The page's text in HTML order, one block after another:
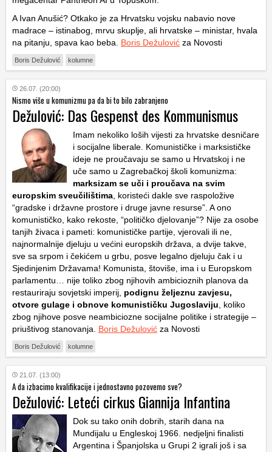
A Ivan Anušić? Otkako je za Hrvatsku vojsku nabavio nove
madrace – istinabog, mrvu skuplje, ali hrvatske – ministar, hvala
na pitanju, spava kao beba. Boris Dežulović za Novosti
Boris Dežulović kolumne
26.07. (20:00)
Nismo više u komunizmu pa da bi to bilo zabranjeno
Dežulović: Das Gespenst des Kommunismus
Imam nekoliko loših vijesti za hrvatske desničare
i socijalne liberale. Komunističke i marksističke
ideje ne proučavaju se samo u Hrvatskoj i ne
uče samo u Zagrebačkoj školi komunizma:
marksizam se uči i proučava na svim
europskim sveučilištima , koristeći dakle sve raspoložive
“gradske i državne prostore i druge javne resurse”. A ono
komunističko, kako rekoste, “političko djelovanje”? Nije za osobe
tanjih živaca i pameti: komunističke partije, vjerovali ili ne,
najnormalnije djeluju u većini europskih država, a dvije takve,
sve sa srpom i čekićem u grbu, posve legalno djeluju čak i u
Sjedinjenim Državama! Komunista, štoviše, ima i u Europskom
parlamentu… nije toliko zbog njihovih ambicioznih planova da
restauriraju sovjetski imperij, podignu željeznu zavjesu,
otvore gulage i obnove komunističku Jugoslaviju , koliko
zbog njihove posve neambiciozne socijalne politike i strategije –
priuštivog stanovanja. Boris Dežulović za Novosti
Boris Dežulović kolumne
21.07. (13:00)
A da izbacimo kvalifikacije i jednostavno pozovemo sve?
Dežulović: Leteći cirkus Giannija Infantina
Dok su tako onih dobrih, starih dana na
Mundijalu u Engleskoj 1966. nedjeljni finalisti
Argentina i Španjolska u Grupi 2 igrali još i sa